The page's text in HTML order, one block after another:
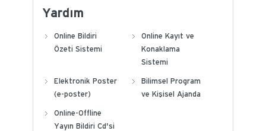
Yardım
Online Bildiri
Özeti Sistemi
Online Kayıt ve
Konaklama
Sistemi
Elektronik Poster
(e-poster)
Bilimsel Program
ve Kişisel Ajanda
Online-Offline
Yayın Bildiri Cd'si